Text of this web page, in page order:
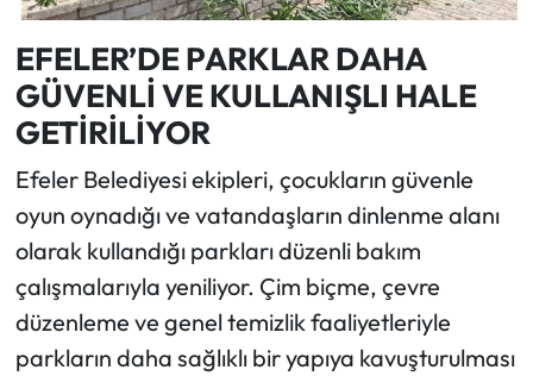
EFELER’DE PARKLAR DAHA
GÜVENLİ VE KULLANIŞLI HALE
GETİRİLİYOR
Efeler Belediyesi ekipleri, çocukların güvenle
oyun oynadığı ve vatandaşların dinlenme alanı
olarak kullandığı parkları düzenli bakım
çalışmalarıyla yeniliyor. Çim biçme, çevre
düzenleme ve genel temizlik faaliyetleriyle
parkların daha sağlıklı bir yapıya kavuşturulması